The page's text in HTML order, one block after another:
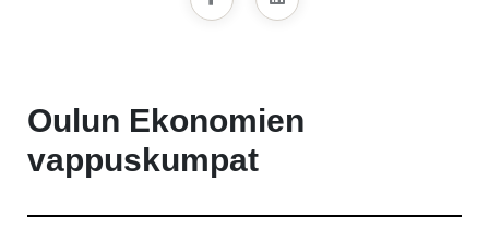
Oulun Ekonomien
vappuskumpat